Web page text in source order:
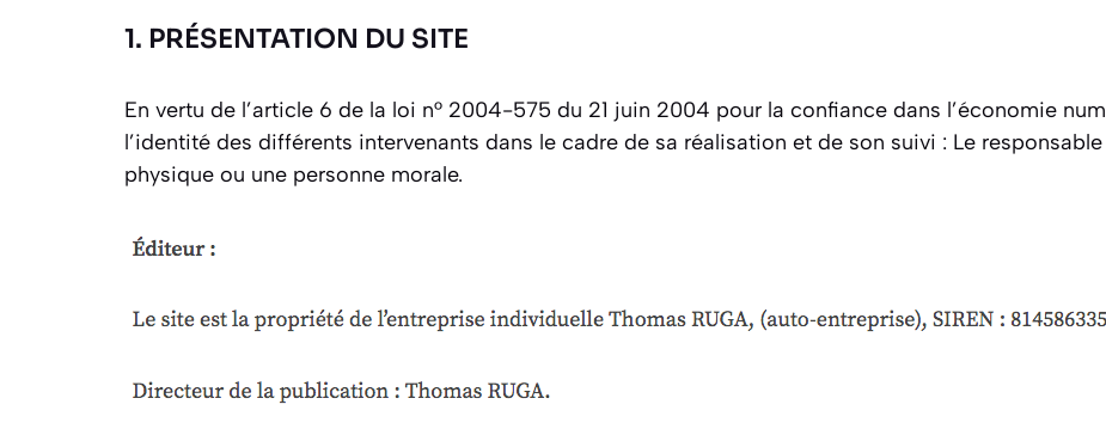
1. PRÉSENTATION DU SITE
En vertu de l’article 6 de la loi n° 2004-575 du 21 juin 2004 pour la confiance dans l’économie
l’identité des différents intervenants dans le cadre de sa réalisation et de son suivi : Le
physique ou une personne morale.